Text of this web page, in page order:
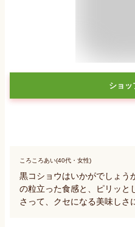
ショッ
ころころあい(40代・女性)
黒コショウはいかがでしょう
の粒立った食感と、ピリッと
さって、クセになる美味しさ